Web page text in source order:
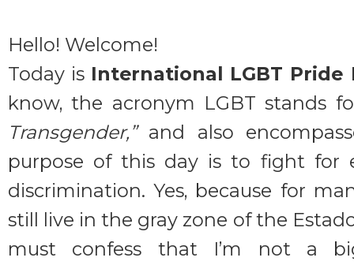
Hello! Welcome!
Today is International LGBT Pride
know, the acronym LGBT stands
Transgender,”and also
purpose of this day is to fight for
discrimination. Yes, because for
still live in the gray zone of the
must confess that I’m not a